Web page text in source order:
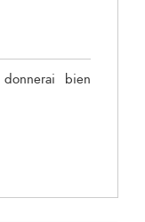
bien